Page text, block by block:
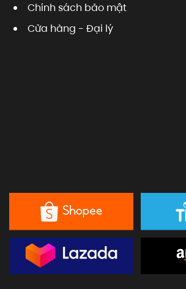
Chính sách bảo mật
Cửa hàng - Đại lý